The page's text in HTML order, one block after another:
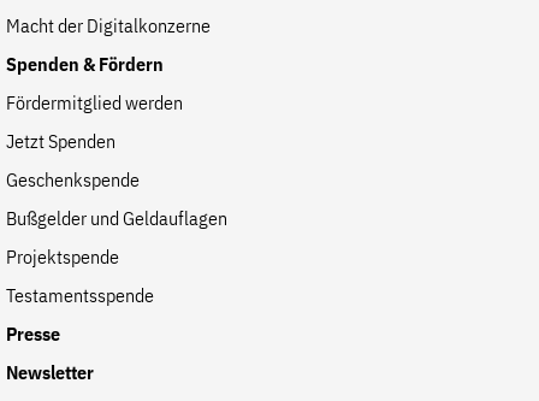
Macht der Digitalkonzerne
Spenden & Fördern
Fördermitglied werden
Jetzt Spenden
Geschenkspende
Bußgelder und Geldauflagen
Projektspende
Testamentsspende
Presse
Newsletter